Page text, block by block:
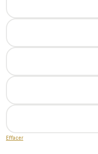
Effacer